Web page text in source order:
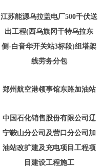
江苏能源乌拉盖电厂500千伏送
出工程(西乌旗冈干特乌拉东
侧-白音华开关站3标段)组塔架
线劳务分包
郑州航空港领事馆东路加油站
中国石化销售股份有限公司辽
宁鞍山分公司及营口分公司加
油站改扩建及充电项目工程项
目建设工程施工